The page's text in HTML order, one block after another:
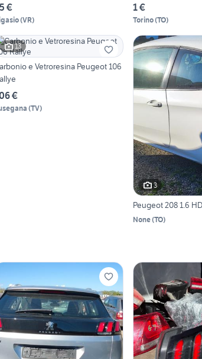
€
(VR)
1 €
Torino(TO)
13
e Vetroresina Peugeot 106
€
(TV)
3
Peugeot 208 1.6
None(TO)